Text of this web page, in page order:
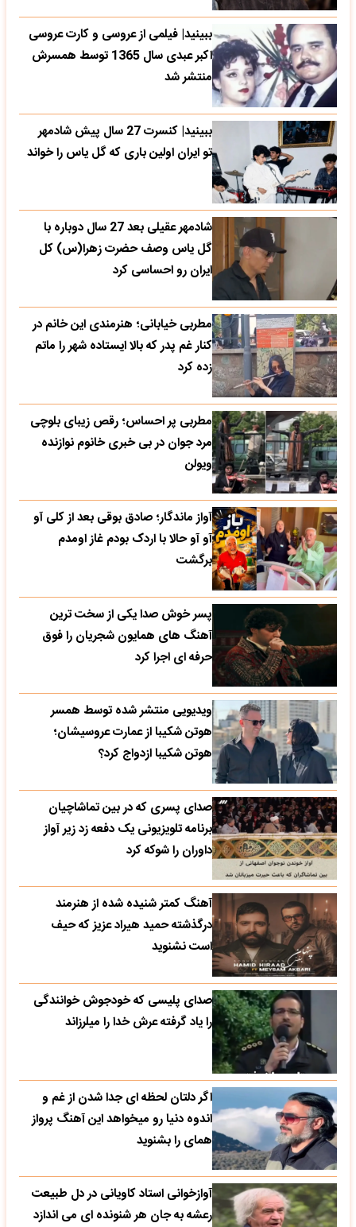
ببینید| فیلمی از عروسی و کارت عروسی
اکبر عبدی سال 1365 توسط همسرش
منتشر شد
ببینید| کنسرت 27 سال پیش شادمهر
تو ایران اولین باری که گل یاس را خواند
شادمهر عقیلی بعد 27 سال دوباره با
گل یاس وصف حضرت زهرا(س) کل
ایران رو احساسی کرد
مطربی خیابانی؛ هنرمندی این خانم در
کنار غم پدر که بالا ایستاده شهر را ماتم
زده کرد
مطربی پر احساس؛ رقص زیبای بلوچی
مرد جوان در بی خبری خانوم نوازنده
ویولن
آواز ماندگار؛ صادق بوقی بعد از کلی آو
آو آو حالا با اردک بودم غاز اومدم
برگشت
پسر خوش صدا یکی از سخت ترین
آهنگ های همایون شجریان را فوق
حرفه ای اجرا کرد
ویدیویی منتشر شده توسط همسر
هوتن شکیبا از عمارت عروسیشان؛
هوتن شکیبا ازدواج کرد؟
صدای پسری که در بین تماشاچیان
برنامه تلویزیونی یک دفعه زد زیر آواز
داوران را شوکه کرد
آهنگ کمتر شنیده شده از هنرمند
درگذشته حمید هیراد عزیز که حیف
است نشنوید
صدای پلیسی که خودجوش خوانندگی
را یاد گرفته عرش خدا را میلرزاند
اگر دلتان لحظه ای جدا شدن از غم و
اندوه دنیا رو میخواهد این آهنگ پرواز
همای را بشنوید
آوازخوانی استاد کاویانی در دل طبیعت
رعشه به جان هر شنونده ای می اندازد